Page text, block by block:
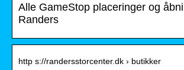
Alle GameStop placeringer og
Randers
http s://randersstorcenter.dk › butikker